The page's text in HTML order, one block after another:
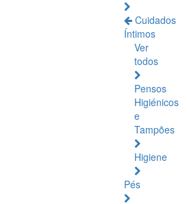
Cuidados
Íntimos
Ver
todos
Pensos
Higiénicos
e
Tampões
Higiene
Pés